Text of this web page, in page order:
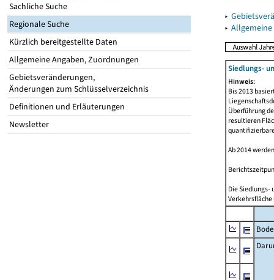
Sachliche Suche
Regionale Suche
Kürzlich bereitgestellte Daten
Allgemeine Angaben, Zuordnungen
Gebietsveränderungen,
Änderungen zum Schlüsselverzeichnis
Definitionen und Erläuterungen
Newsletter
▸
▸
Siedlungs-
Hinweis:
Bis 2013
Überführung
resultieren
Ab 2014
Die Siedlungs-
Verkehrsfläche